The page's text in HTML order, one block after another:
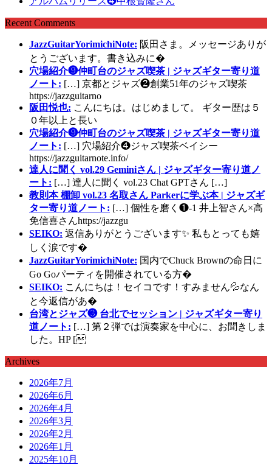
Recent Comments
JazzGuitarYorimichiNote: 阪田さま。メッセージありが
とうございます。書き込みに�
穴場紹介❾仲町台のジャズ喫茶 | ジャズギター寄り道
ノート: […] 京都とジャズ❷創業51年のジャズ喫茶
https://jazzguitarno
阪田悦也: こんにちは。はじめまして。 ギター歴は５
０年以上と長い
穴場紹介❾仲町台のジャズ喫茶 | ジャズギター寄り道
ノート: […] 穴場紹介❹ジャズ喫茶ベイシー
https://jazzguitarnote.info/
達人に聞く vol.29 Geminiさん | ジャズギター寄り道ノ
ート: […] 達人に聞く vol.23 Chat GPTさん […]
教則本 棚卸 vol.23 名取さん Parkerに学ぶ本 | ジャズギ
ター寄り道ノート: […] 個性を磨く❶-1 井上智さん×高
免信喜さんhttps://jazzgu
SEIKO: 返信ありがとうございます✨ 私もとっても嬉
しく涙です�
JazzGuitarYorimichiNote: 国内でChuck Brownの命日に
Go Goパーティを開催されている方�
SEIKO: こんにちは！セイコです！すみません💦なん
と今返信があ�
台湾とジャズ❸ 台北でセッション | ジャズギター寄り
道ノート: […] 第２弾では演奏家を中心に、お聞きしま
した。HP [
Archives
2026年7月
2026年6月
2026年4月
2026年3月
2026年2月
2026年1月
2025年10月